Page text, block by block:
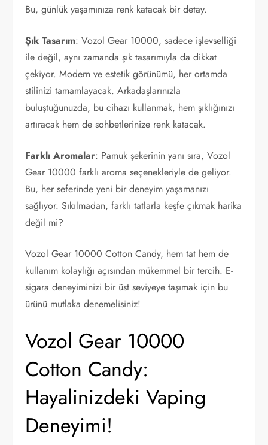
Bu, günlük yaşamınıza renk katacak bir detay.
Şık Tasarım: Vozol Gear 10000, sadece işlevselliği
ile değil, aynı zamanda şık tasarımıyla da dikkat
çekiyor. Modern ve estetik görünümü, her ortamda
stilinizi tamamlayacak. Arkadaşlarınızla
buluştuğunuzda, bu cihazı kullanmak, hem şıklığınızı
artıracak hem de sohbetlerinize renk katacak.
Farklı Aromalar: Pamuk şekerinin yanı sıra, Vozol
Gear 10000 farklı aroma seçenekleriyle de geliyor.
Bu, her seferinde yeni bir deneyim yaşamanızı
sağlıyor. Sıkılmadan, farklı tatlarla keşfe çıkmak harika
değil mi?
Vozol Gear 10000 Cotton Candy, hem tat hem de
kullanım kolaylığı açısından mükemmel bir tercih. E-
sigara deneyiminizi bir üst seviyeye taşımak için bu
ürünü mutlaka denemelisiniz!
Vozol Gear 10000
Cotton Candy:
Hayalinizdeki Vaping
Deneyimi!